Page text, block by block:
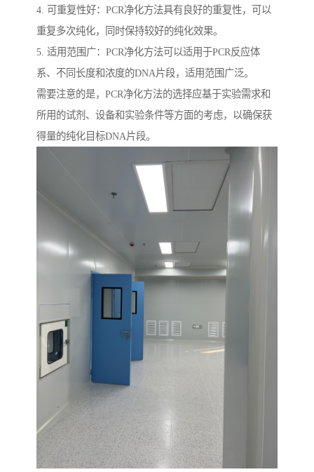
4. 可重复性好：PCR净化方法具有良好的重复性，可以
重复多次纯化，同时保持较好的纯化效果。
5. 适用范围广：PCR净化方法可以适用于PCR反应体
系、不同长度和浓度的DNA片段，适用范围广泛。
需要注意的是，PCR净化方法的选择应基于实验需求和
所用的试剂、设备和实验条件等方面的考虑，以确保获
得量的纯化目标DNA片段。